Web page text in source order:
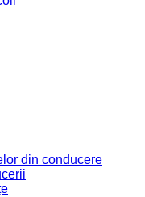
din conducere